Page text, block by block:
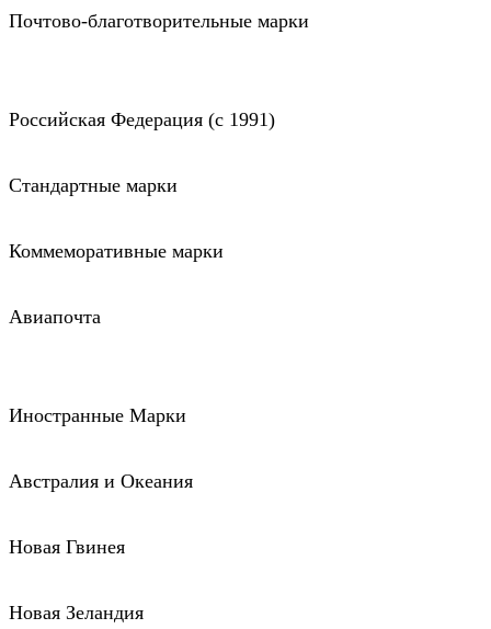
Почтово-благотворительные марки
Российская Федерация (c 1991)
Стандартные марки
Коммеморативные марки
Авиапочта
Иностранные Марки
Австралия и Океания
Новая Гвинея
Новая Зеландия